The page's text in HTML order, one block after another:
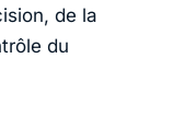
de la
du